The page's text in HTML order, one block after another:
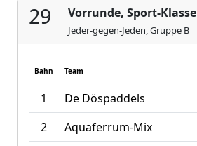
29 Vorrunde, Sport-Klasse
Jeder-gegen-Jeden, Gruppe B
Bahn Team
1 De Döspaddels
2
Aquaferrum-Mix